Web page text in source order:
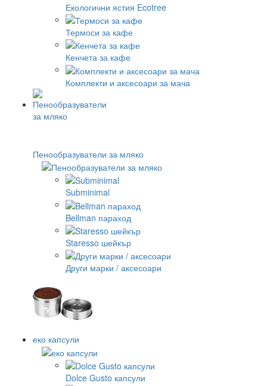
Екологични ястия Ecotree
Термоси за кафе
Кенчета за кафе
Комплекти и аксесоари за мача
Пенообразуватели за мляко
Subminimal
Bellman параход
Staresso шейкър
Други марки / аксесоари
еко капсули
Dolce Gusto капсули